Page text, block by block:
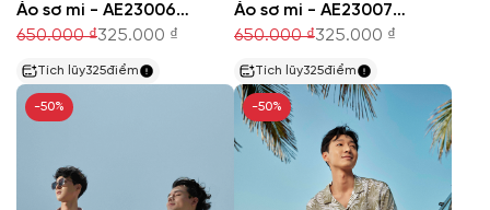
Áo sơ mi - AE230068N
325.000 ₫
650.000 ₫
Tích lũy325điểm
Áo sơ mi - AE230073NT
325.000 ₫
650.000 ₫
Tích lũy325điểm
-50% -50%